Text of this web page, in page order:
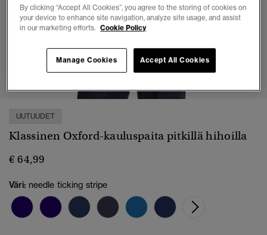
1 3 4
UUTUUDET
Klassinen Oxford-kauluspaita pitkillä hihoilla
€ 64,99
Väri: needle ticking stripe
By clicking “Accept All Cookies”, you agree to the storing of cookies on
your device to enhance site navigation, analyze site usage, and assist
in our marketing efforts. Cookie Policy
Accept All Cookies
Manage Cookies